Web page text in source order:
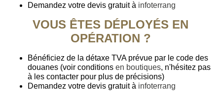
Demandez votre devis gratuit à infoterrang
VOUS ÊTES DÉPLOYÉS EN
OPÉRATION ?
Bénéficiez de la détaxe TVA prévue par le code des
douanes (voir conditions en boutiques, n'hésitez pas
à les contacter pour plus de précisions)
Demandez votre devis gratuit à infoterrang